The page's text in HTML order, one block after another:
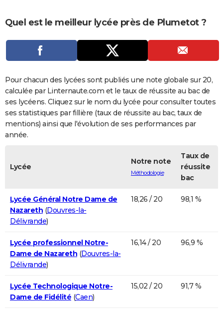
Dictionnaire
Biographies
Expressions
Proverbes
PROGRAMME TV
COPAINS D'AVANT
S'inscrire
Se connecter
Lycées
Collèges
Primaires
Universités
Entreprises
Service militaire
Avis de recherche
AVIS DE DÉCÈS
FORUM
Bricolage
Lifestyle
Culture
Sport
Auto
Television
Voyage
Cinema
Quel est le meilleur lycée près de Plumetot ?
Pour chacun des lycées sont publiés une note globale sur 20,
calculée par Linternaute.com et le taux de réussite au bac de
ses lycéens. Cliquez sur le nom du lycée pour consulter toutes
ses statistiques par fillière (taux de réussite au bac, taux de
mentions) ainsi que l'évolution de ses performances par
année.
Lycée
Notre note
Méthodologie
Taux de
réussite
bac
Lycée Général Notre Dame de
Nazareth (Douvres-la-
Délivrande)
18,26 / 20 98,1 %
Lycée professionnel Notre-
Dame de Nazareth (Douvres-la-
Délivrande)
16,14 / 20 96,9 %
Lycée Technologique Notre-
Dame de Fidélité (Caen)
15,02 / 20 91,7 %